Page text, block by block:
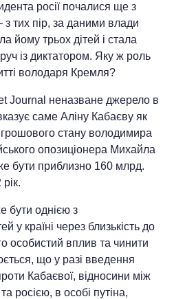
росії почалися ще з
з тих пір, за даними влади
йому трьох дітей і стала
із диктатором. Яку ж роль
володаря Кремля?
Journal неназване джерело в
саме Аліну Кабаєву як
стану володимира
опозиціонера Михайла
бути приблизно 160 млрд.
бути однією з
у країні через близькість до
особистий вплив та чинити
що у разі введення
Кабаєвої, відносини між
росією, в особі путіна,